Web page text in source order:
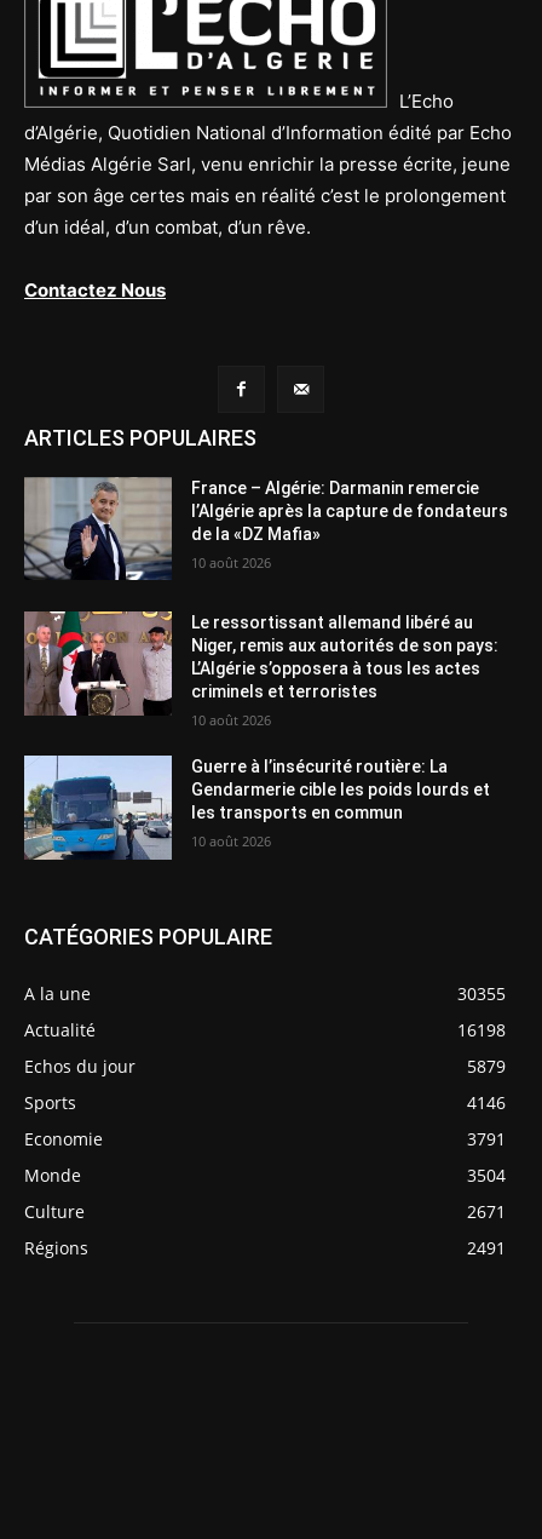
L’Echo
d’Algérie, Quotidien National d’Information édité par Echo
Médias Algérie Sarl, venu enrichir la presse écrite, jeune
par son âge certes mais en réalité c’est le prolongement
d’un idéal, d’un combat, d’un rêve.
Contactez Nous
ARTICLES POPULAIRES
France – Algérie: Darmanin remercie
l’Algérie après la capture de fondateurs
de la «DZ Mafia»
10 août 2026
Le ressortissant allemand libéré au
Niger, remis aux autorités de son pays:
L’Algérie s’opposera à tous les actes
criminels et terroristes
10 août 2026
Guerre à l’insécurité routière: La
Gendarmerie cible les poids lourds et
les transports en commun
10 août 2026
CATÉGORIES POPULAIRE
A la une
30355
Actualité
16198
Echos du jour
5879
Sports
4146
Economie
3791
Monde
3504
Culture
2671
Régions
2491